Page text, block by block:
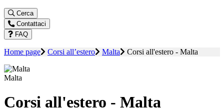
Cerca
Contattaci
FAQ
Home page Corsi all’estero Malta Corsi all'estero - Malta
Malta
Corsi all'estero - Malta